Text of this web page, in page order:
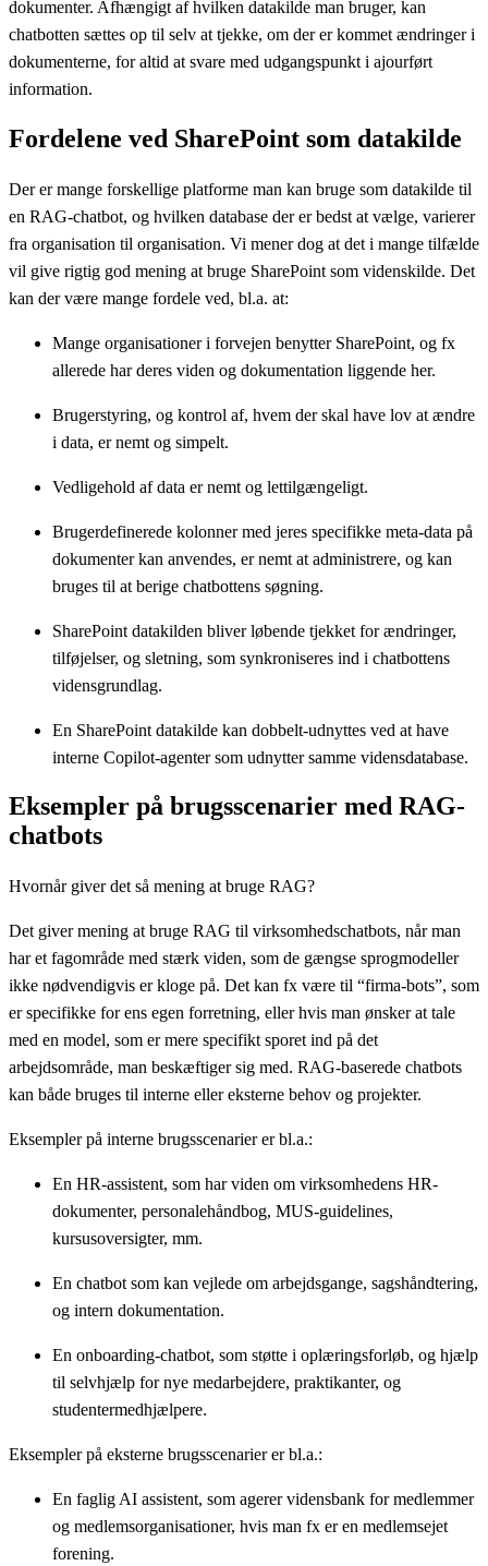
dokumenter. Afhængigt af hvilken datakilde man bruger, kan
chatbotten sættes op til selv at tjekke, om der er kommet ændringer i
dokumenterne, for altid at svare med udgangspunkt i ajourført
information.
Fordelene ved SharePoint som datakilde
Der er mange forskellige platforme man kan bruge som datakilde til
en RAG-chatbot, og hvilken database der er bedst at vælge, varierer
fra organisation til organisation. Vi mener dog at det i mange tilfælde
vil give rigtig god mening at bruge SharePoint som videnskilde. Det
kan der være mange fordele ved, bl.a. at:
Mange organisationer i forvejen benytter SharePoint, og fx
allerede har deres viden og dokumentation liggende her.
Brugerstyring, og kontrol af, hvem der skal have lov at ændre
i data, er nemt og simpelt.
Vedligehold af data er nemt og lettilgængeligt.
Brugerdefinerede kolonner med jeres specifikke meta-data på
dokumenter kan anvendes, er nemt at administrere, og kan
bruges til at berige chatbottens søgning.
SharePoint datakilden bliver løbende tjekket for ændringer,
tilføjelser, og sletning, som synkroniseres ind i chatbottens
vidensgrundlag.
En SharePoint datakilde kan dobbelt-udnyttes ved at have
interne Copilot-agenter som udnytter samme vidensdatabase.
Eksempler på brugsscenarier med RAG-
chatbots
Hvornår giver det så mening at bruge RAG?
Det giver mening at bruge RAG til virksomhedschatbots, når man
har et fagområde med stærk viden, som de gængse sprogmodeller
ikke nødvendigvis er kloge på. Det kan fx være til “firma-bots”, som
er specifikke for ens egen forretning, eller hvis man ønsker at tale
med en model, som er mere specifikt sporet ind på det
arbejdsområde, man beskæftiger sig med. RAG-baserede chatbots
kan både bruges til interne eller eksterne behov og projekter.
Eksempler på interne brugsscenarier er bl.a.:
En HR-assistent, som har viden om virksomhedens HR-
dokumenter, personalehåndbog, MUS-guidelines,
kursusoversigter, mm.
En chatbot som kan vejlede om arbejdsgange, sagshåndtering,
og intern dokumentation.
En onboarding-chatbot, som støtte i oplæringsforløb, og hjælp
til selvhjælp for nye medarbejdere, praktikanter, og
studentermedhjælpere.
Eksempler på eksterne brugsscenarier er bl.a.:
En faglig AI assistent, som agerer vidensbank for medlemmer
og medlemsorganisationer, hvis man fx er en medlemsejet
forening.